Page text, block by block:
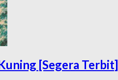
[Segera Terbit]